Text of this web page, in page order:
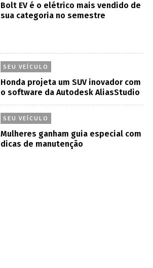
Bolt EV é o elétrico mais vendido de
sua categoria no semestre
SEU VEÍCULO
Honda projeta um SUV inovador com
o software da Autodesk AliasStudio
SEU VEÍCULO
Mulheres ganham guia especial com
dicas de manutenção